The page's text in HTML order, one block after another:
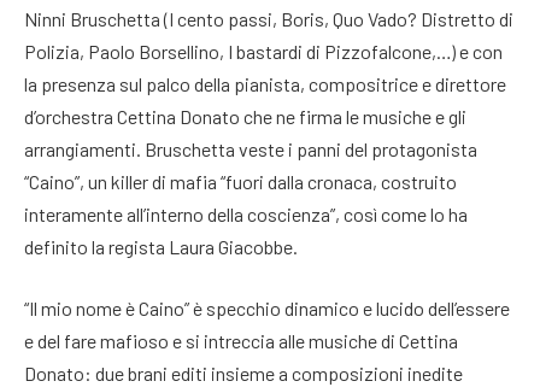
Ninni Bruschetta (I cento passi, Boris, Quo Vado? Distretto di
Polizia, Paolo Borsellino, I bastardi di Pizzofalcone,…) e con
la presenza sul palco della pianista, compositrice e direttore
d’orchestra Cettina Donato che ne firma le musiche e gli
arrangiamenti. Bruschetta veste i panni del protagonista
“Caino”, un killer di mafia “fuori dalla cronaca, costruito
interamente all’interno della coscienza”, così come lo ha
definito la regista Laura Giacobbe.
“Il mio nome è Caino” è specchio dinamico e lucido dell’essere
e del fare mafioso e si intreccia alle musiche di Cettina
Donato: due brani editi insieme a composizioni inedite